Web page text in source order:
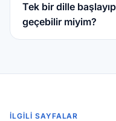
Tek bir dille
geçebilir miyim?
İLGILI SAYFALAR